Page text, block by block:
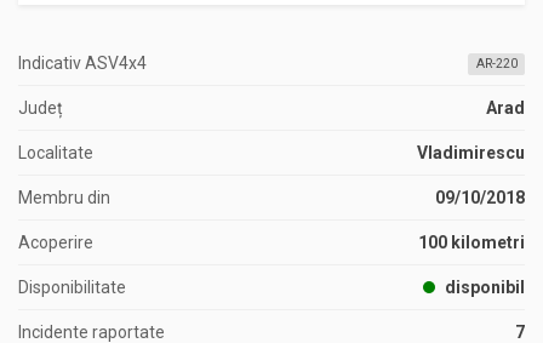
Indicativ ASV4x4 AR-220
Județ Arad
Localitate Vladimirescu
Membru din 09/10/2018
Acoperire 100 kilometri
Disponibilitate disponibil
Incidente raportate 7